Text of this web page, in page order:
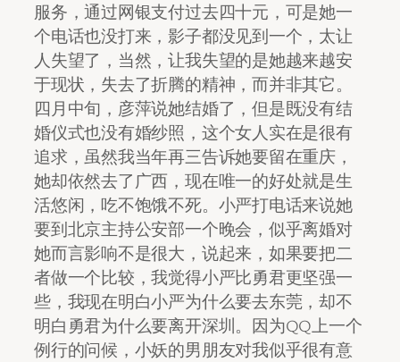
服务，通过网银支付过去四十元，可是她一
个电话也没打来，影子都没见到一个，太让
人失望了，当然，让我失望的是她越来越安
于现状，失去了折腾的精神，而并非其它。
四月中旬，彦萍说她结婚了，但是既没有结
婚仪式也没有婚纱照，这个女人实在是很有
追求，虽然我当年再三告诉她要留在重庆，
她却依然去了广西，现在唯一的好处就是生
活悠闲，吃不饱饿不死。小严打电话来说她
要到北京主持公安部一个晚会，似乎离婚对
她而言影响不是很大，说起来，如果要把二
者做一个比较，我觉得小严比勇君更坚强一
些，我现在明白小严为什么要去东莞，却不
明白勇君为什么要离开深圳。因为QQ上一个
例行的问候，小妖的男朋友对我似乎很有意